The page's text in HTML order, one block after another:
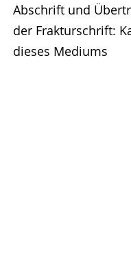
Abschrift und
der Frakturschrift:
dieses Mediums